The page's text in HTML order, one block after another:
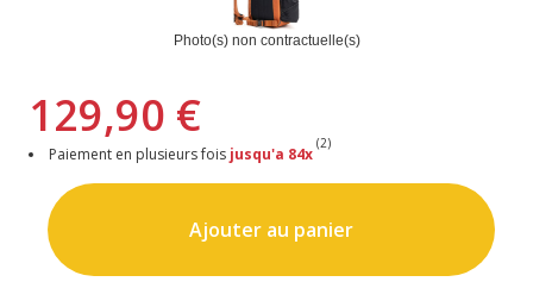
Photo(s) non contractuelle(s)
129,90 €
Paiement en plusieurs fois jusqu'a 84x
(2)
Ajouter au panier